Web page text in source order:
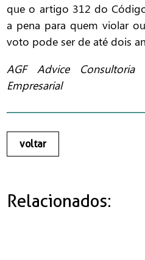
que o artigo 312 do
a pena para quem violar
voto pode ser de até dois
AGF Advice Consultoria
Empresarial
voltar
Relacionados: